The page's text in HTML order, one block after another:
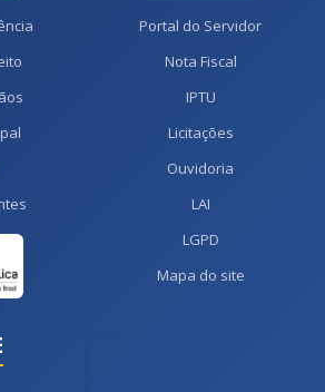
Portal do Servidor
Nota Fiscal
IPTU
Licitações
Ouvidoria
LAI
LGPD
Mapa do site